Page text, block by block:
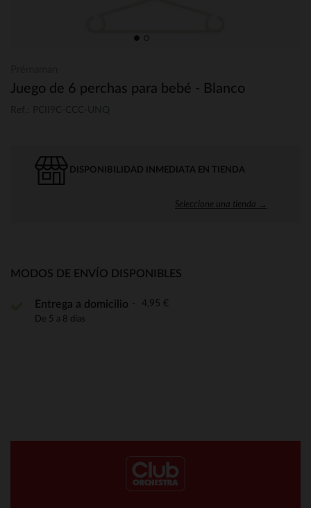
Juego de 6 perchas para bebé - Blanco
DISPONIBILIDAD INMEDIATA EN TIENDA
Seleccione una tienda →
MODOS DE ENVÍO DISPONIBLES
Entrega a domicilio 4,95 €
De 5 a 8 días